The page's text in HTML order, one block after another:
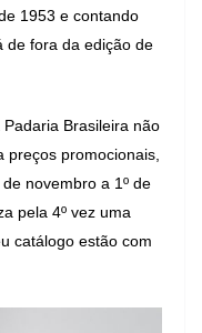
1953 e contando
de fora da edição de
Brasileira não
promocionais,
novembro a 1º de
pela 4º vez uma
catálogo estão com